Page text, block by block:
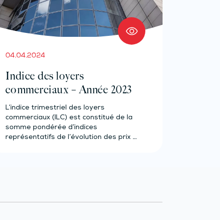
04.04.2024
Indice des loyers
commerciaux – Année 2023
L’indice trimestriel des loyers
commerciaux (ILC) est constitué de la
somme pondérée d’indices
représentatifs de l’évolution des prix à